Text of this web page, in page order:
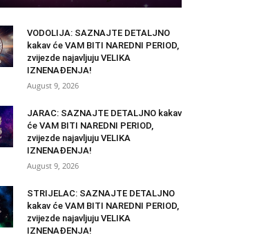
VODOLIJA: SAZNAJTE DETALJNO
kakav će VAM BITI NAREDNI PERIOD,
zvijezde najavljuju VELIKA
IZNENAĐENJA!
August 9, 2026
JARAC: SAZNAJTE DETALJNO kakav
će VAM BITI NAREDNI PERIOD,
zvijezde najavljuju VELIKA
IZNENAĐENJA!
August 9, 2026
STRIJELAC: SAZNAJTE DETALJNO
kakav će VAM BITI NAREDNI PERIOD,
zvijezde najavljuju VELIKA
IZNENAĐENJA!